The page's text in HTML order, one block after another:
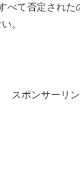
べて否定された
。
スポンサーリ